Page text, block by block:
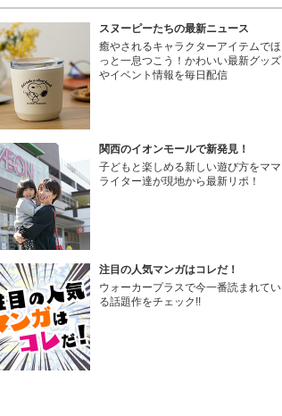
スヌーピーたちの最新ニュース
癒やされるキャラクターアイテムでほ
っと一息つこう！かわいい最新グッズ
やイベント情報を毎日配信
関西のイオンモールで新発見！
子どもと楽しめる新しい遊び方をママ
ライター達が現地から最新リポ！
注目の人気マンガはコレだ！
ウォーカープラスで今一番読まれてい
る話題作をチェック!!